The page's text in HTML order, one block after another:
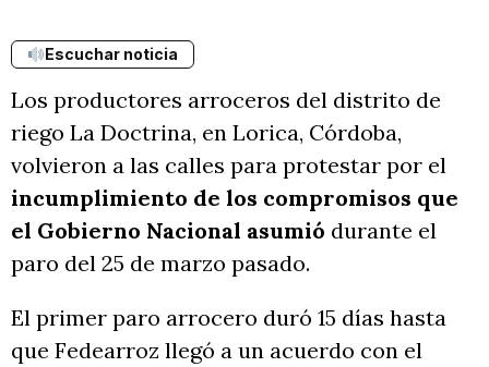
Escuchar noticia
Los productores arroceros del distrito de
riego La Doctrina, en Lorica, Córdoba,
volvieron a las calles para protestar por el
incumplimiento de los compromisos que
el Gobierno Nacional asumió durante el
paro del 25 de marzo pasado.
El primer paro arrocero duró 15 días hasta
que Fedearroz llegó a un acuerdo con el